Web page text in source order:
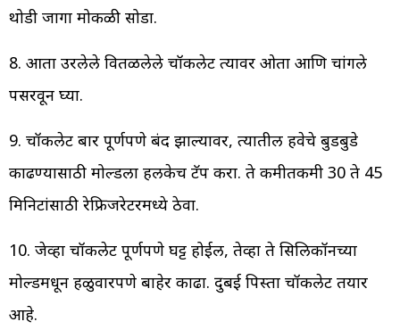
थोडी जागा मोकळी सोडा.
8. आता उरलेले वितळलेले चॉकलेट त्यावर ओता आणि चांगले
पसरवून घ्या.
9. चॉकलेट बार पूर्णपणे बंद झाल्यावर, त्यातील हवेचे बुडबुडे
काढण्यासाठी मोल्डला हलकेच टॅप करा. ते कमीतकमी 30 ते 45
मिनिटांसाठी रेफ्रिजरेटरमध्ये ठेवा.
10. जेव्हा चॉकलेट पूर्णपणे घट्ट होईल, तेव्हा ते सिलिकॉनच्या
मोल्डमधून हळुवारपणे बाहेर काढा. दुबई पिस्ता चॉकलेट तयार
आहे.